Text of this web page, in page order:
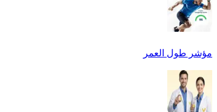
مؤشر طول العمر